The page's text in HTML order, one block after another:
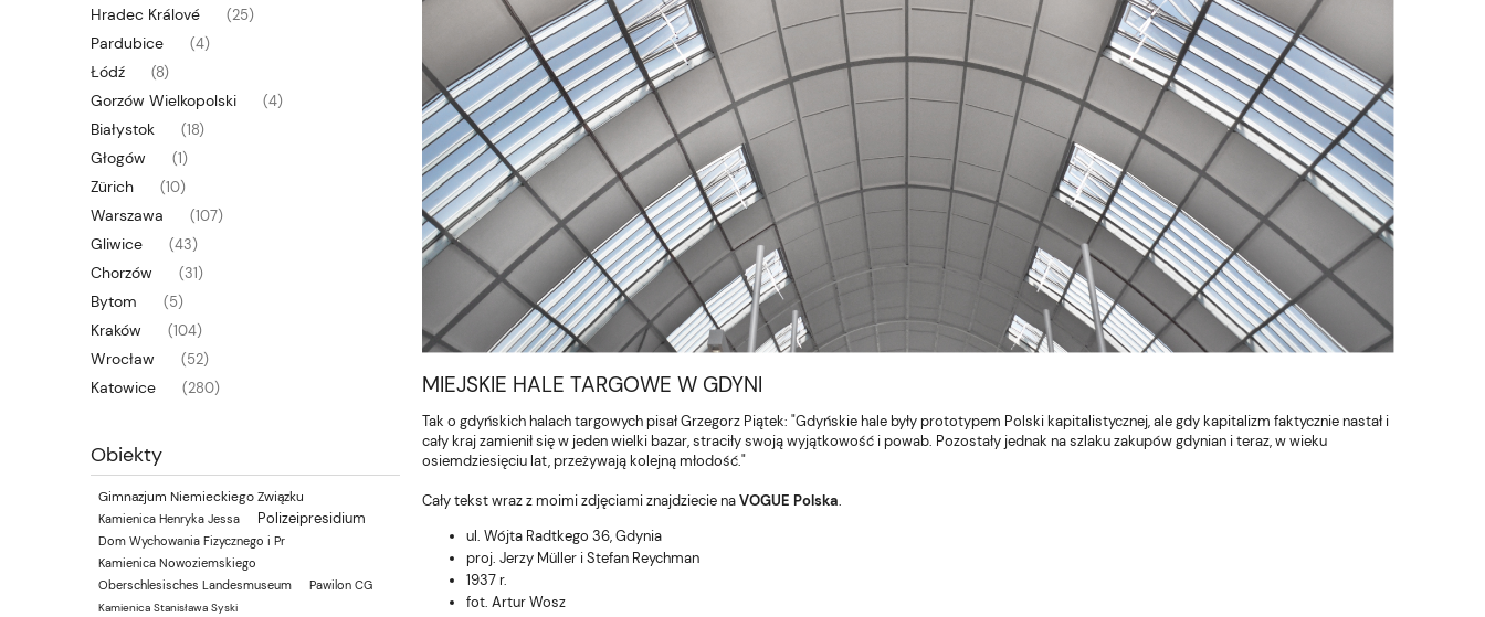
Hradec Králové (25)
Pardubice (4)
Łódź (8)
Gorzów Wielkopolski (4)
Białystok (18)
Głogów (1)
Zürich (10)
Warszawa (107)
Gliwice (43)
Chorzów (31)
Bytom (5)
Kraków (104)
Wrocław (52)
Katowice (280)
Obiekty
Gimnazjum Niemieckiego Związku
Kamienica Henryka Jessa Polizeipresidium
Dom Wychowania Fizycznego i Pr
Kamienica Nowoziemskiego
Oberschlesisches Landesmuseum
Pawilon CG
Kamienica Stanisława Syski
MIEJSKIE HALE TARGOWE W GDYNI
Tak o gdyńskich halach targowych pisał Grzegorz Piątek: "Gdyńskie hale były prototypem Polski kapitalistycznej, ale gdy kapitalizm faktycznie nastał i
cały kraj zamienił się w jeden wielki bazar, straciły swoją wyjątkowość i powab. Pozostały jednak na szlaku zakupów gdynian i teraz, w wieku
osiemdziesięciu lat, przeżywają kolejną młodość."
Cały tekst wraz z moimi zdjęciami znajdziecie naVOGUE Polska.
ul. Wójta Radtkego 36, Gdynia
proj. Jerzy Müller i Stefan Reychman
1937 r.
fot. Artur Wosz